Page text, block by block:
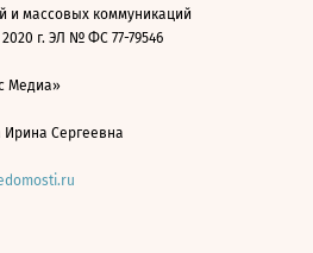
и массовых коммуникаций
г. ЭЛ № ФС 77-79546
Медиа»
Ирина Сергеевна